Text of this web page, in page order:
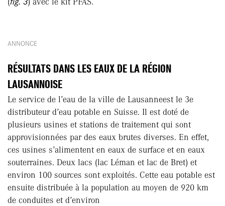
ANNONCE
RÉSULTATS DANS LES EAUX DE LA RÉGION
LAUSANNOISE
Le service de l’eau de la ville de Lausanneest le 3e
distributeur d’eau potable en Suisse. Il est doté de
plusieurs usines et stations de traitement qui sont
approvisionnées par des eaux brutes diverses. En effet,
ces usines s’alimentent en eaux de surface et en eaux
souterraines. Deux lacs (lac Léman et lac de Bret) et
environ 100 sources sont exploités. Cette eau potable est
ensuite distribuée à la population au moyen de 920 km
de conduites et d’environ